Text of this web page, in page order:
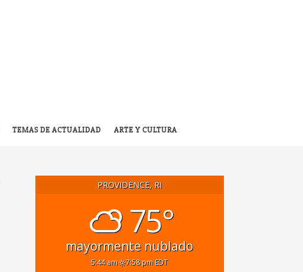
TEMAS DE ACTUALIDAD ARTE Y CULTURA
PROVIDENCE, RI
75°
mayormente nublado
5:44 am 7:58 pm EDT